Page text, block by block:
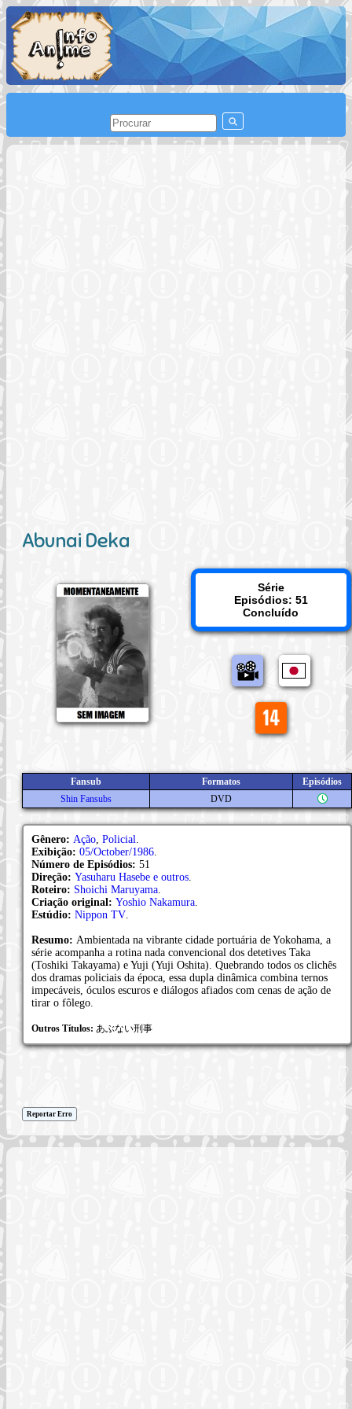
Abunai Deka
Série
Episódios: 51
Concluído
Fansub Formatos
Episódios
Shin Fansubs
DVD
Gênero: Ação Policial
Exibição: 05/October/1986
Número de Episódios: 51
Direção: Yasuharu Hasebe e outros
Roteiro: Shoichi Maruyama
Criação original: Yoshio Nakamura
Estúdio: Nippon TV
Resumo: Ambientada na vibrante cidade portuária de Yokohama, a
série acompanha a rotina nada convencional dos detetives Taka
(Toshiki Takayama) e Yuji (Yuji Oshita). Quebrando todos os clichês
dos dramas policiais da época, essa dupla dinâmica combina ternos
impecáveis, óculos escuros e diálogos afiados com cenas de ação de
tirar o fôlego.
Outros Títulos: あぶない刑事
Reportar Erro